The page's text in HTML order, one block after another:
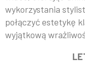
wykorzystania
połączyć estetykę
wyjątkową